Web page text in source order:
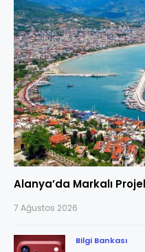
Alanya’da Markalı
7 Ağustos 2026
Bilgi Bankası